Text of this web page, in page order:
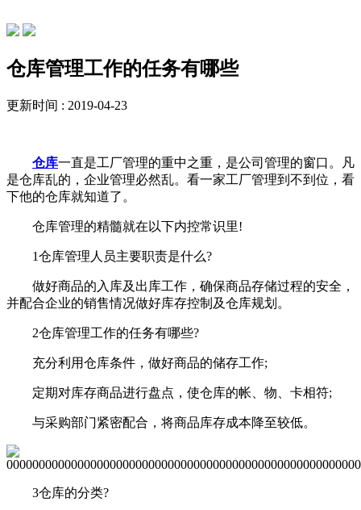
仓库管理工作的任务有哪些
更新时间 : 2019-04-23
仓库一直是工厂管理的重中之重，是公司管理的窗口。凡
是仓库乱的，企业管理必然乱。看一家工厂管理到不到位，看
下他的仓库就知道了。
仓库管理的精髓就在以下内控常识里!
1仓库管理人员主要职责是什么?
做好商品的入库及出库工作，确保商品存储过程的安全，
并配合企业的销售情况做好库存控制及仓库规划。
2仓库管理工作的任务有哪些?
充分利用仓库条件，做好商品的储存工作;
定期对库存商品进行盘点，使仓库的帐、物、卡相符;
与采购部门紧密配合，将商品库存成本降至较低。
3仓库的分类?